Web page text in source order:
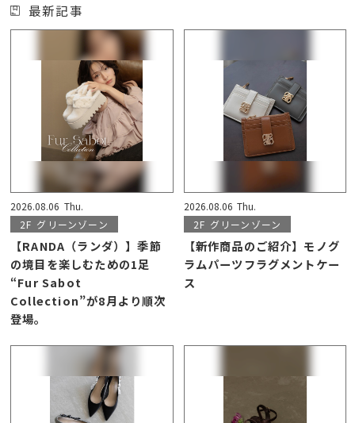
最新記事
2026.08.06 Thu.
2F グリーンゾーン
【RANDA（ランダ）】季節
の境目を楽しむための1足
“Fur Sabot
Collection”が8月より順次
登場。
2026.08.06 Thu.
2F グリーンゾーン
【新作商品のご紹介】モノグ
ラムパーツフラグメントケー
ス